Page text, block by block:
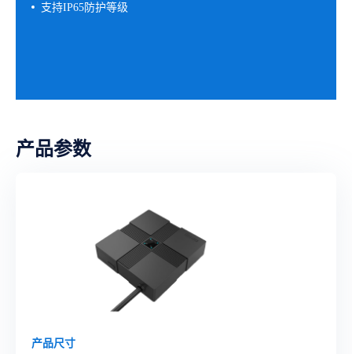
支持IP65防护等级
产品参数
产品尺寸